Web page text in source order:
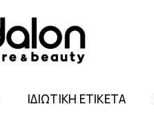
ΙΔΙΩΤΙΚΗ ΕΤΙΚΕΤΑ